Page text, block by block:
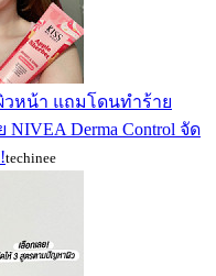
วหน้า แถมโดนทำร้าย
Derma Control จัด
techinee